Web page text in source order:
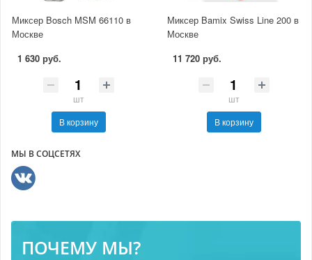
Миксер Bosch MSM 66110 в
Москве
1 630 руб.
шт
В корзину
Миксер Bamix Swiss Line 200 в
Москве
11 720 руб.
шт
В корзину
МЫ В СОЦСЕТЯХ
ПОЧЕМУ МЫ?